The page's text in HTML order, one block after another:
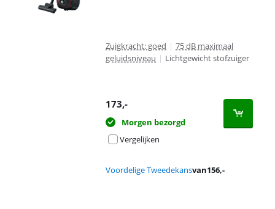
Zuigkracht: goed | 75 dB maximaal
geluidsniveau | Lichtgewicht stofzuiger
173,-
Morgen bezorgd
Vergelijken
Voordelige Tweedekansvan156,-